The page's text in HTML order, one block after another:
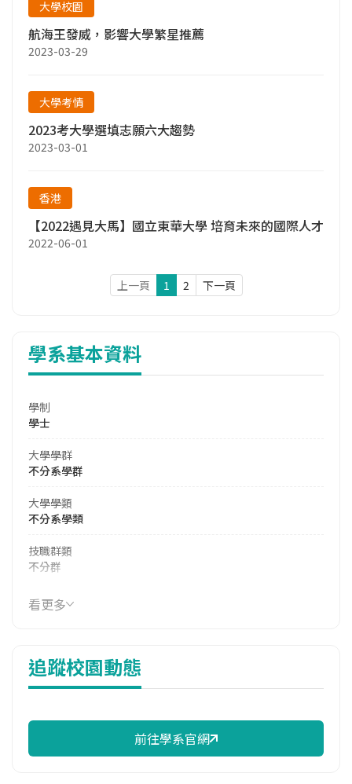
大學校園
航海王發威，影響大學繁星推薦
2023-03-29
大學考情
2023考大學選填志願六大趨勢
2023-03-01
香港
【2022遇見大馬】國立東華大學 培育未來的國際人才
2022-06-01
上一頁 1 2 下一頁
學系基本資料
學制
學士
大學學群
不分系學群
大學學類
不分系學類
技職群類
不分群
114年學費
16,790 元/學期
6,950 元/學期
114年註冊率
113學年度上學期
看更多
追蹤校園動態
前往學系官網